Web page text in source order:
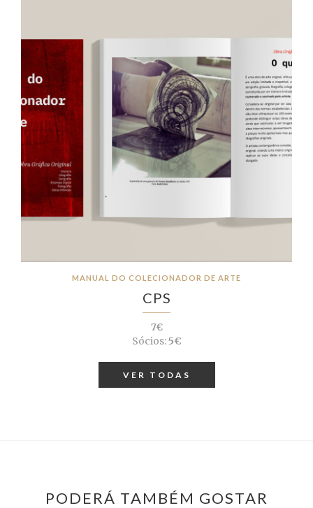
MANUAL DO COLECIONADOR DE ARTE
CPS
7€
Sócios:5€
VER TODAS
PODERÁ TAMBÉM GOSTAR